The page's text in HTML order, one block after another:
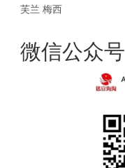
芙兰 梅西
微信公众号